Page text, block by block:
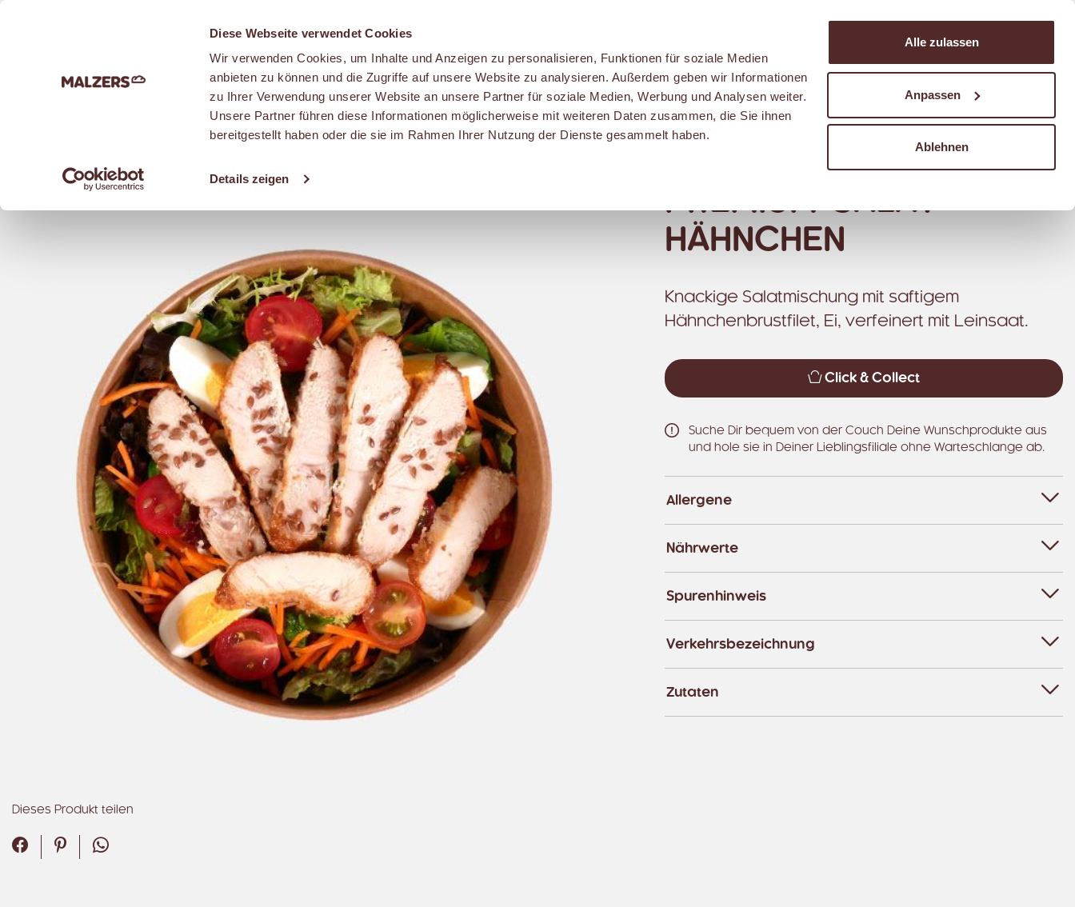
Diese Webseite verwendet Cookies
Wir verwenden Cookies, um Inhalte und Anzeigen zu personalisieren, Funktionen für soziale Medien
anbieten zu können und die Zugriffe auf unsere Website zu analysieren. Außerdem geben wir Informationen
zu Ihrer Verwendung unserer Website an unsere Partner für soziale Medien, Werbung und Analysen weiter.
Unsere Partner führen diese Informationen möglicherweise mit weiteren Daten zusammen, die Sie ihnen
bereitgestellt haben oder die sie im Rahmen Ihrer Nutzung der Dienste gesammelt haben.
Details zeigen
Alle zulassen
Anpassen
Ablehnen
PREMIUM-SALAT
HÄHNCHEN
Knackige Salatmischung mit saftigem
Hähnchenbrustfilet, Ei, verfeinert mit Leinsaat.
Click & Collect
Suche Dir bequem von der Couch Deine Wunschprodukte aus
und hole sie in Deiner Lieblingsfiliale ohne Warteschlange ab.
Allergene
Nährwerte
Spurenhinweis
Verkehrsbezeichnung
Zutaten
Dieses Produkt teilen
Facebook
PinterestWhatsApp